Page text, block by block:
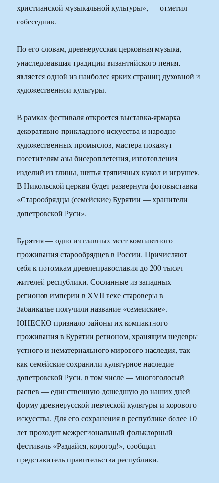
христианской музыкальной культуры», — отметил
собеседник.
По его словам, древнерусская церковная музыка,
унаследовавшая традиции византийского пения,
является одной из наиболее ярких страниц духовной и
художественной культуры.
В рамках фестиваля откроется выставка-ярмарка
декоративно-прикладного искусства и народно-
художественных промыслов, мастера покажут
посетителям азы бисероплетения, изготовления
изделий из глины, шитья тряпичных кукол и игрушек.
В Никольской церкви будет развернута фотовыставка
«Старообрядцы (семейские) Бурятии — хранители
допетровской Руси».
Бурятия — одно из главных мест компактного
проживания старообрядцев в России. Причисляют
себя к потомкам древлеправославия до 200 тысяч
жителей республики. Сосланные из западных
регионов империи в XVII веке староверы в
Забайкалье получили название «семейские».
ЮНЕСКО признало районы их компактного
проживания в Бурятии регионом, хранящим шедевры
устного и нематериального мирового наследия, так
как семейские сохранили культурное наследие
допетровской Руси, в том числе — многоголосый
распев — единственную дошедшую до наших дней
форму древнерусской певческой культуры и хорового
искусства. Для его сохранения в республике более 10
лет проходит межрегиональный фольклорный
фестиваль «Раздайся, корогод!», сообщил
представитель правительства республики.